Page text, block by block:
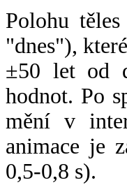
Polohu
"dnes"),
±50 let od
hodnot. Po
mění v
animace je
0,5-0,8 s).